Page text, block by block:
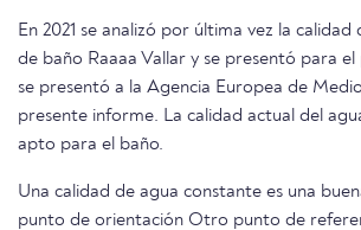
En 2021 se analizó por última vez la calidad
de baño Raaaa Vallar y se presentó para
se presentó a la Agencia Europea de
presente informe. La calidad actual del
apto para el baño.
Una calidad de agua constante es una
punto de orientación Otro punto de